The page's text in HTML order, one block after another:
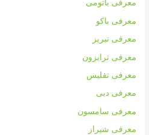
معرفی باتومی
معرفی باکو
معرفی تبریز
معرفی ترابزون
معرفی تفلیس
معرفی دبی
معرفی سامسون
معرفی شیراز